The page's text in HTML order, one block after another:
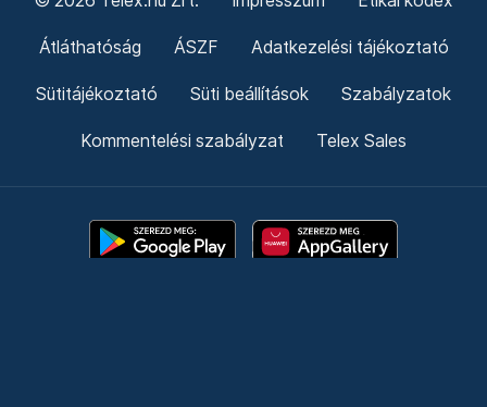
Átláthatóság ÁSZF Adatkezelési tájékoztató
Sütitájékoztató Süti beállítások Szabályzatok
Kommentelési szabályzat Telex Sales